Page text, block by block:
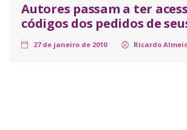
Autores passam a ter
códigos dos pedidos de
27 de janeiro de 2010 Ricardo